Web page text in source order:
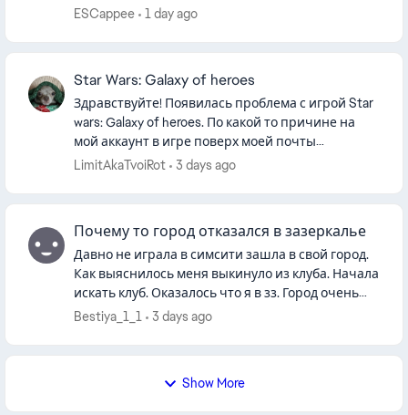
узнал, что можно активировать коды в EA app и
ESCappee 1 day ago
Star Wars: Galaxy of heroes
Здравствуйте! Появилась проблема с игрой Star
wars: Galaxy of heroes. По какой то причине на
мой аккаунт в игре поверх моей почты
привязалась почта друга. И теперь я не могу
LimitAkaTvoiRot 3 days ago
Почему то город отказался в зазеркалье
Давно не играла в симсити зашла в свой город.
Как выяснилось меня выкинуло из клуба. Начала
искать клуб. Оказалось что я в зз. Город очень
давно создан. Ещё до всех санкций. Качала
Bestiya_1_1 3 days ago
Show More